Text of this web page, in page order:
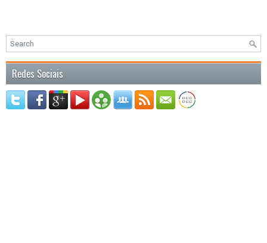
Redes Sociais